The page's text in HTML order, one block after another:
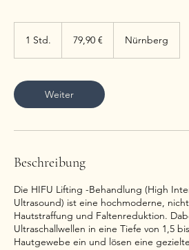
1 Std.
d
79,90 € Nürnberg
Weiter
Beschreibung
Die HIFU Lifting -Behandlung (High
Ultrasound) ist eine hochmoderne,
Hautstraffung und Faltenreduktion.
Ultraschallwellen in eine Tiefe von 1,5
Hautgewebe ein und lösen eine